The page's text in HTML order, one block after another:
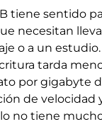
tiene sentido
necesitan
o a un estudio.
tarda
por gigabyte
de velocidad
no tiene